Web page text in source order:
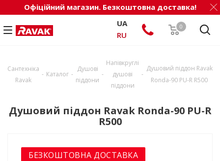
Офіційний магазин. Безкоштовна доставка!
0
UA
RU
Сантехніка
Ravak
- Каталог -
Душові
піддони
-
Напівкруглі
душові
піддони
-
Душовий піддон Ravak
Ronda-90 PU-R R500
Душовий піддон Ravak Ronda-90 PU-R
R500
БЕЗКОШТОВНА ДОСТАВКА